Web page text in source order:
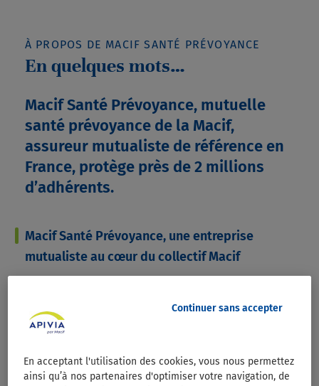
À PROPOS DE MACIF SANTÉ PRÉVOYANCE
En quelques mots…
Macif Santé Prévoyance, mutuelle
santé prévoyance de la Macif,
assureur mutualiste de référence en
France, protège près de 2 millions
d’adhérents.
Macif Santé Prévoyance, une entreprise
mutualiste au cœur du collectif Macif
Macif réunit plus de 6 millions de sociétaires et
adhérents.
accessibles pour accompagner ses sociétaires et
En acceptant l'utilisation des cookies, vous nous permettez
ainsi qu’à nos partenaires d'optimiser votre navigation, de
Continuer sans accepter